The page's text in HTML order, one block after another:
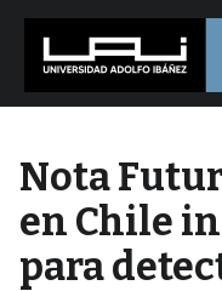
Nota
en Chile
para